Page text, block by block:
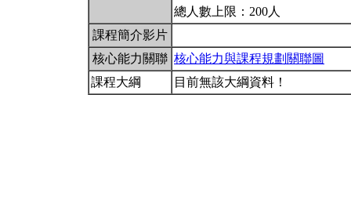
總人數上限：200人
課程簡介影片
核心能力關聯 核心能力與課程規劃關聯圖
課程大綱
目前無該大綱資料！